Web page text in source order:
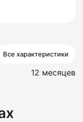
Все характеристики
12 месяцев